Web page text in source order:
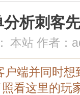
析刺客
本站 作者：
户端并同时想
看这里的玩